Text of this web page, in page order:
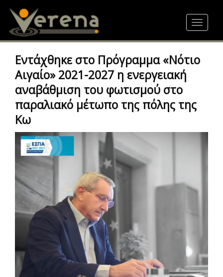
content
Toggle
Εντάχθηκε στο Πρόγραμμα «Νότιο
Αιγαίο» 2021-2027 η ενεργειακή
αναβάθμιση του φωτισμού στο
παραλιακό μέτωπο της πόλης της
Κω